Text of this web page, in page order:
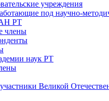
учреждения
под научно-
АН РТ
члены
наук РТ
Великой